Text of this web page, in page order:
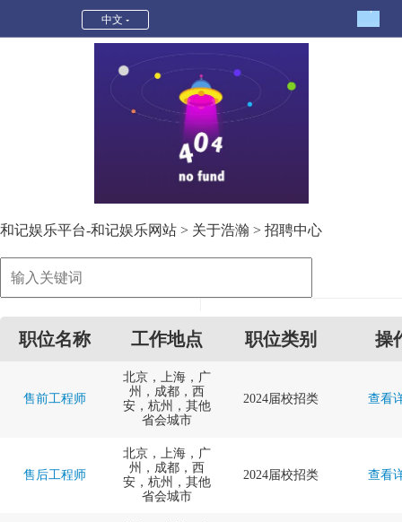
招聘中心-和记娱乐平台
中文
和记娱乐平台-和记娱乐网站 > 关于浩瀚 > 招聘中心
职位名称 工作地点 职位类别 操
售前工程师
北京，上海，广
州，成都，西
安，杭州，其他
省会城市
2024届校招类 查看
售后工程师
北京，上海，广
州，成都，西
安，杭州，其他
省会城市
2024届校招类 查看